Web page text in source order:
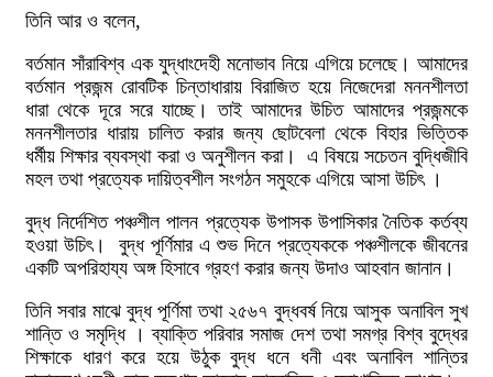
তিনি আর ও বলেন,
বর্তমান সাঁরাবিশ্ব এক যুদ্ধাংদেহী মনোভাব নিয়ে এগিয়ে চলেছে। আমাদের
বর্তমান প্রজন্ম রোবটিক চিন্তাধারায় বিরাজিত হয়ে নিজেদেরা মননশীলতা
ধারা থেকে দূরে সরে যাচ্ছে। তাই আমাদের উচিত আমাদের প্রজন্মকে
মননশীলতার ধারায় চালিত করার জন্য ছোটবেলা থেকে বিহার ভিত্তিক
ধর্মীয় শিক্ষার ব্যবস্থা করা ও অনুশীলন করা। এ বিষয়ে সচেতন বুদ্ধিজীবি
মহল তথা প্রত্যেক দায়িত্বশীল সংগঠন সমুহকে এগিয়ে আসা উচিৎ ।
বুদ্ধ নির্দেশিত পঞ্চশীল পালন প্রত্যেক উপাসক উপাসিকার নৈতিক কর্তব্য
হওয়া উচিৎ। বুদ্ধ পূর্ণিমার এ শুভ দিনে প্রত্যেককে পঞ্চশীলকে জীবনের
একটি অপরিহায্য অঙ্গ হিসাবে গ্রহণ করার জন্য উদাও আহবান জানান।
তিনি সবার মাঝে বুদ্ধ পূর্ণিমা তথা ২৫৬৭ বুদ্ধবর্ষ নিয়ে আসুক অনাবিল সুখ
শান্তি ও সমৃদ্ধি । ব্যাক্তি পরিবার সমাজ দেশ তথা সমগ্র বিশ্ব বুদ্ধের
শিক্ষাকে ধারণ করে হয়ে উঠুক বুদ্ধ ধনে ধনী এবং অনাবিল শান্তির